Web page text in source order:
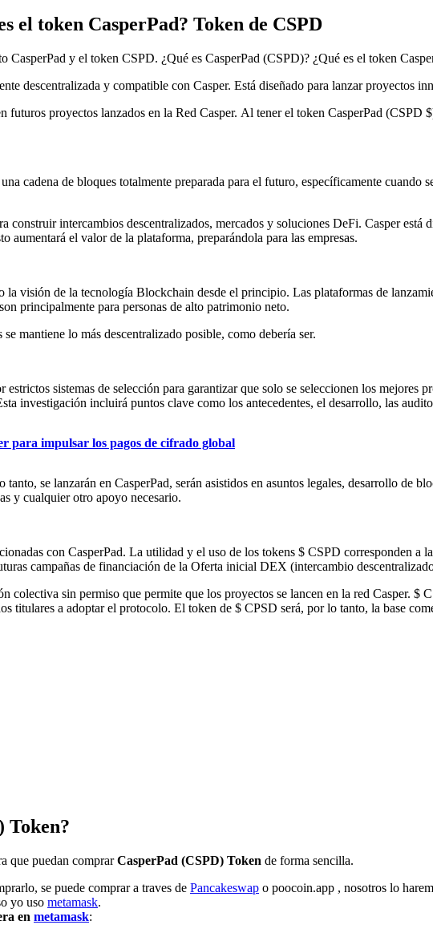
el token CasperPad? Token de CSPD
y el token CSPD. ¿Qué es CasperPad (CSPD)? ¿Qué es el token
descentralizada y compatible con Casper. Está diseñado para lanzar proyectos
futuros proyectos lanzados en la Red Casper. Al tener el token CasperPad (CSPD
cadena de bloques totalmente preparada para el futuro, específicamente cuando
construir intercambios descentralizados, mercados y soluciones DeFi. Casper
aumentará el valor de la plataforma, preparándola para las empresas.
la visión de la tecnología Blockchain desde el principio. Las plataformas de
principalmente para personas de alto patrimonio neto.
mantiene lo más descentralizado posible, como debería ser.
estrictos sistemas de selección para garantizar que solo se seleccionen los mejores
investigación incluirá puntos clave como los antecedentes, el desarrollo, las
para impulsar los pagos de cifrado global
se lanzarán en CasperPad, serán asistidos en asuntos legales, desarrollo de
y cualquier otro apoyo necesario.
con CasperPad. La utilidad y el uso de los tokens $ CSPD corresponden a
campañas de financiación de la Oferta inicial DEX (intercambio
sin permiso que permite que los proyectos se lancen en la red Casper. $
titulares a adoptar el protocolo. El token de $ CPSD será, por lo tanto, la base
Token?
que puedan comprarCasperPad (CSPD) Token de forma sencilla.
se puede comprar a traves de Pancakeswap o poocoin.app , nosotros lo
yo uso metamask.
en metamask: